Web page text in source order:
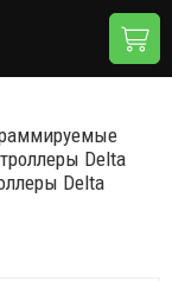
Delta
Delta